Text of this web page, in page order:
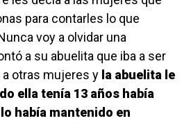
para contarles lo que
voy a olvidar una
a su abuelita que iba a ser
otras mujeres y la abuelita le
ella tenía 13 años había
había mantenido en